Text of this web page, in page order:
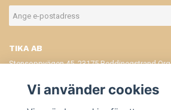
TIKA AB
Stensoppvägen 45, 23175 Beddinegstrand
KÖPVILLKOR
Vi använder cookies